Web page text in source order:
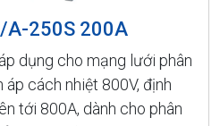
A-250S 200A
dụng cho mạng lưới phân
cách nhiệt 800V, định
tới 800A, dành cho phân